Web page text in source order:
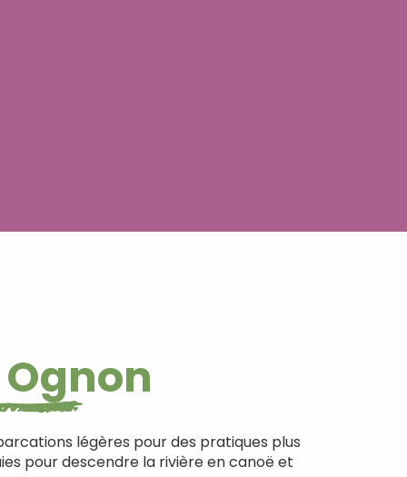
légères pour des pratiques plus
pour descendre la rivière en canoë et